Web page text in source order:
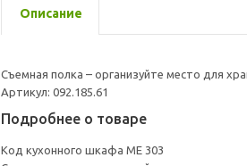
Описание
Съемная полка – организуйте место для
Артикул: 092.185.61
Подробнее о товаре
Код кухонного шкафа ME 303